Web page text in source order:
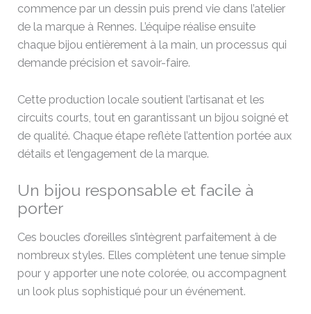
commence par un dessin puis prend vie dans l’atelier
de la marque à Rennes. L’équipe réalise ensuite
chaque bijou entièrement à la main, un processus qui
demande précision et savoir-faire.
Cette production locale soutient l’artisanat et les
circuits courts, tout en garantissant un bijou soigné et
de qualité. Chaque étape reflète l’attention portée aux
détails et l’engagement de la marque.
Un bijou responsable et facile à
porter
Ces boucles d’oreilles s’intègrent parfaitement à de
nombreux styles. Elles complètent une tenue simple
pour y apporter une note colorée, ou accompagnent
un look plus sophistiqué pour un événement.